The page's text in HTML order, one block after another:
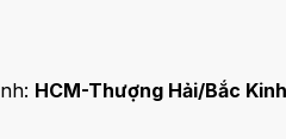
HCM-Thượng Hải/Bắc